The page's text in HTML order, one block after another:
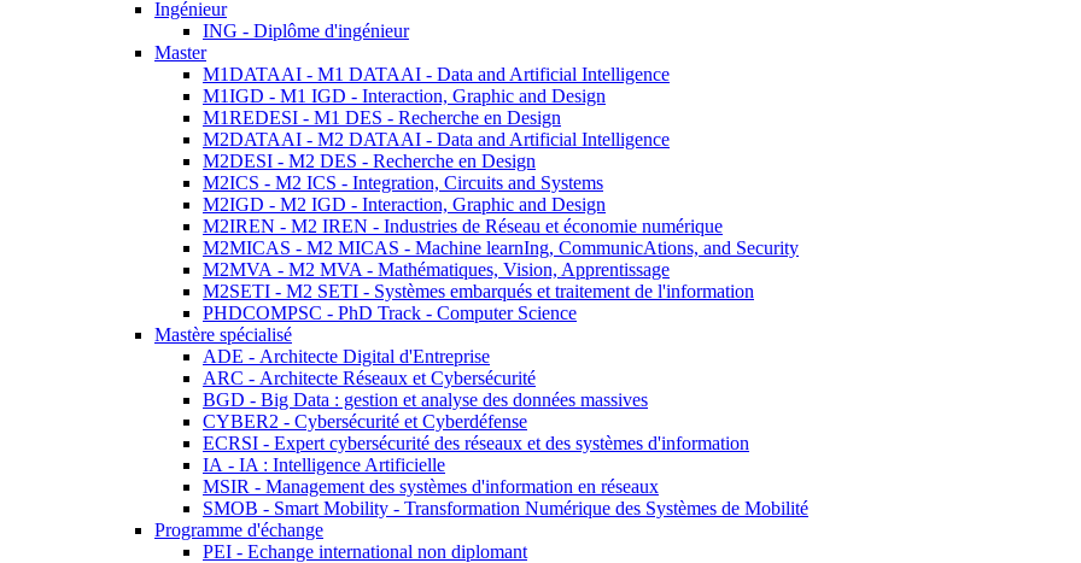
Ingénieur
ING - Diplôme d'ingénieur
Master
M1DATAAI - M1 DATAAI - Data and Artificial Intelligence
M1IGD - M1 IGD - Interaction, Graphic and Design
M1REDESI - M1 DES - Recherche en Design
M2DATAAI - M2 DATAAI - Data and Artificial Intelligence
M2DESI - M2 DES - Recherche en Design
M2ICS - M2 ICS - Integration, Circuits and Systems
M2IGD - M2 IGD - Interaction, Graphic and Design
M2IREN - M2 IREN - Industries de Réseau et économie numérique
M2MICAS - M2 MICAS - Machine learnIng, CommunicAtions, and Security
M2MVA - M2 MVA - Mathématiques, Vision, Apprentissage
M2SETI - M2 SETI - Systèmes embarqués et traitement de l'information
PHDCOMPSC - PhD Track - Computer Science
Mastère spécialisé
ADE - Architecte Digital d'Entreprise
ARC - Architecte Réseaux et Cybersécurité
BGD - Big Data : gestion et analyse des données massives
CYBER2 - Cybersécurité et Cyberdéfense
ECRSI - Expert cybersécurité des réseaux et des systèmes d'information
IA - IA : Intelligence Artificielle
MSIR - Management des systèmes d'information en réseaux
SMOB - Smart Mobility - Transformation Numérique des Systèmes de Mobilité
Programme d'échange
PEI - Echange international non diplomant